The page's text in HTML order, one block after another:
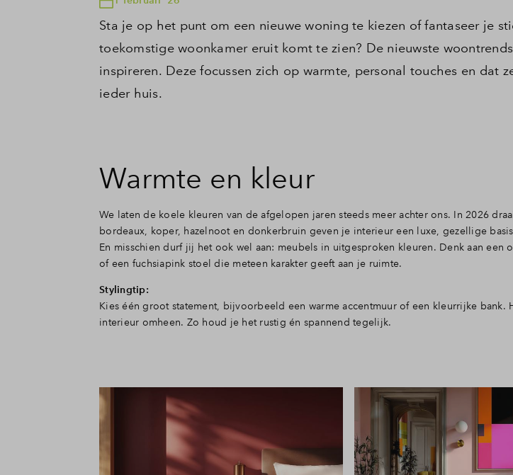
Sta je op het punt om een nieuwe woning te kiezen of fantaseer je
toekomstige woonkamer eruit komt te zien? De nieuwste
inspireren. Deze focussen zich op warmte, personal touches en dat
ieder huis.
Warmte en kleur
We laten de koele kleuren van de afgelopen jaren steeds meer achter ons. In 2026
bordeaux, koper, hazelnoot en donkerbruin geven je interieur een luxe, gezellige
En misschien durf jij het ook wel aan: meubels in uitgesproken kleuren. Denk aan een
of een fuchsiapink stoel die meteen karakter geeft aan je ruimte.
Stylingtip:
Kies één groot statement, bijvoorbeeld een warme accentmuur of een kleurrijke bank.
interieur omheen. Zo houd je het rustig én spannend tegelijk.